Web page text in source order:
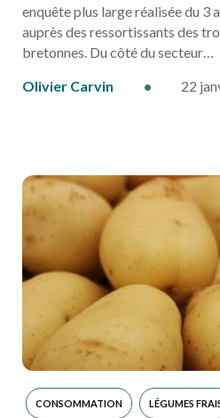
enquête plus large réalisée du 3
auprès des ressortissants des
bretonnes. Du côté du secteur…
Olivier Carvin
• 22
CONSOMMATION LÉGUMES